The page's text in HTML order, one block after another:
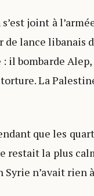
joint à l’armée
lance libanais
il bombarde
La
que les
restait la plus
n’avait rien